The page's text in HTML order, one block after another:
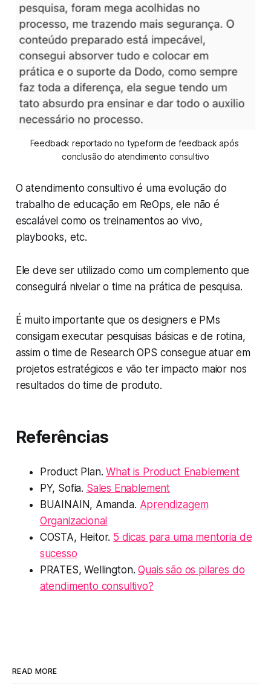
Feedback reportado no typeform de feedback após
conclusão do atendimento consultivo
O atendimento consultivo é uma evolução do
trabalho de educação em ReOps, ele não é
escalável como os treinamentos ao vivo,
playbooks, etc.
Ele deve ser utilizado como um complemento que
conseguirá nivelar o time na prática de pesquisa.
É muito importante que os designers e PMs
consigam executar pesquisas básicas e de rotina,
assim o time de Research OPS consegue atuar em
projetos estratégicos e vão ter impacto maior nos
resultados do time de produto.
Referências
Product Plan.What is Product Enablement
PY, Sofia. Sales Enablement
BUAINAIN, Amanda. Aprendizagem
Organizacional
COSTA, Heitor. 5 dicas para uma mentoria de
sucesso
PRATES, Wellington.Quais são os pilares do
atendimento consultivo?
READ MORE